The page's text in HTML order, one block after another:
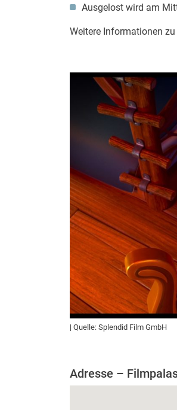
Ausgelost wird am
Weitere Informationen zu
| Quelle: Splendid Film GmbH
Adresse –